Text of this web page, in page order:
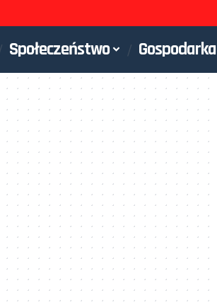
Społeczeństwo Gospodarka